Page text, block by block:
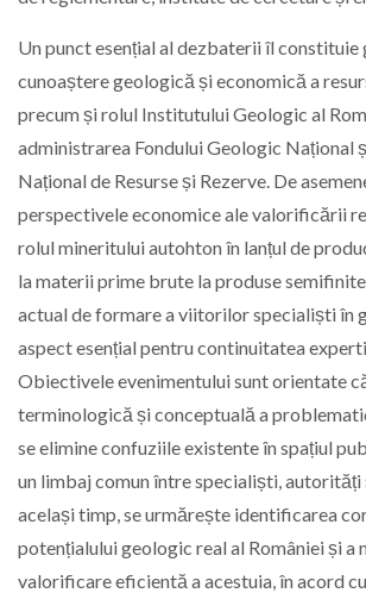
Un punct esențial al dezbaterii îl constituie
cunoaștere geologică și economică a
precum și rolul Institutului Geologic al
administrarea Fondului Geologic Național
Național de Resurse și Rezerve. De
perspectivele economice ale valorificării
rolul mineritului autohton în lanțul de
la materii prime brute la produse
actual de formare a viitorilor specialiști în
aspect esențial pentru continuitatea
Obiectivele evenimentului sunt orientate
terminologică și conceptuală a
se elimine confuziile existente în spațiul
un limbaj comun între specialiști, autorități
același timp, se urmărește identificarea
potențialului geologic real al României și a
valorificare eficientă a acestuia, în acord